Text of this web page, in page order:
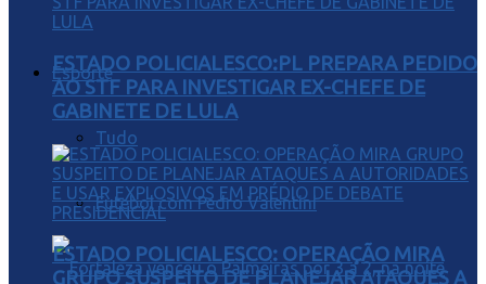
Esporte
Tudo
Futebol com Pedro Valentini
ESTADO POLICIALESCO:PL PREPARA PEDIDO
AO STF PARA INVESTIGAR EX-CHEFE DE
GABINETE DE LULA
ESTADO POLICIALESCO: OPERAÇÃO MIRA
GRUPO SUSPEITO DE PLANEJAR ATAQUES A